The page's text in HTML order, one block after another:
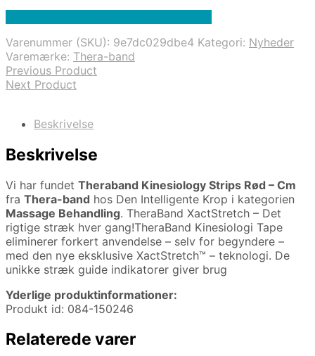
Varenummer (SKU): 9e7dc029dbe4 Kategori: Nyheder
Varemærke: Thera-band
Previous Product
Next Product
Beskrivelse
Beskrivelse
Vi har fundet Theraband Kinesiology Strips Rød – Cm
fra Thera-band hos Den Intelligente Krop i kategorien
Massage Behandling. TheraBand XactStretch – Det
rigtige stræk hver gang!TheraBand Kinesiologi Tape
eliminerer forkert anvendelse – selv for begyndere –
med den nye eksklusive XactStretch™ – teknologi. De
unikke stræk guide indikatorer giver brug
Yderlige produktinformationer:
Produkt id: 084-150246
Relaterede varer